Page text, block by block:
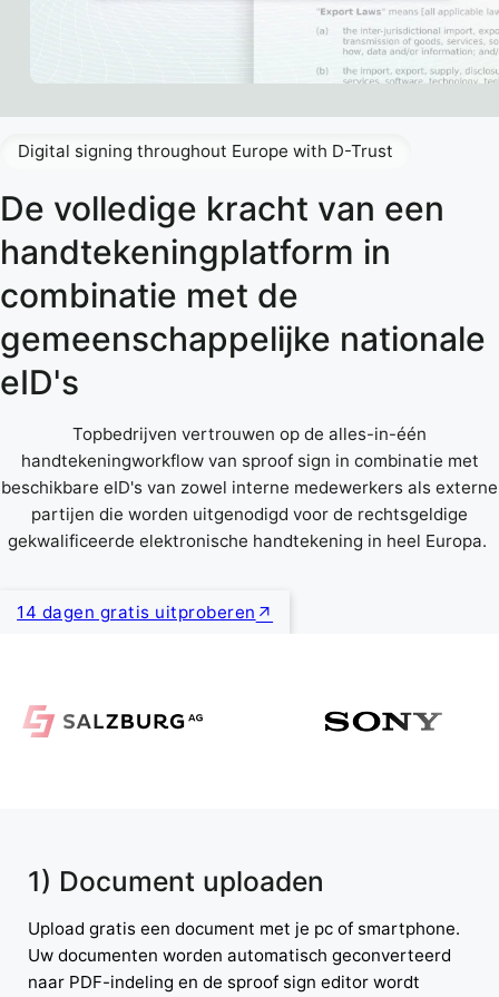
De volledige kracht van een
handtekeningplatform in
combinatie met de
gemeenschappelijke nationale
eID's
Topbedrijven vertrouwen op de alles-in-één
handtekeningworkflow van sproof sign in combinatie met
beschikbare eID's van zowel interne medewerkers als externe
partijen die worden uitgenodigd voor de rechtsgeldige
gekwalificeerde elektronische handtekening in heel Europa.
Digital signing throughout Europe with D-Trust
14 dagen gratis uitproberen
1) Document uploaden
Upload gratis een document met je pc of smartphone.
Uw documenten worden automatisch geconverteerd
naar PDF-indeling en de sproof sign editor wordt